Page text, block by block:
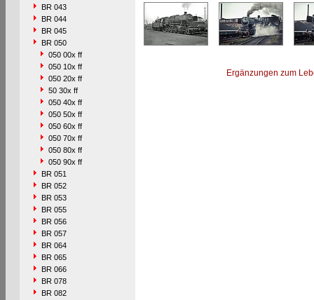
BR 043
BR 044
BR 045
BR 050
050 00x ff
050 10x ff
050 20x ff
50 30x ff
050 40x ff
050 50x ff
050 60x ff
050 70x ff
050 80x ff
050 90x ff
BR 051
BR 052
BR 053
BR 055
BR 056
BR 057
BR 064
BR 065
BR 066
BR 078
BR 082
Ergänzungen zum